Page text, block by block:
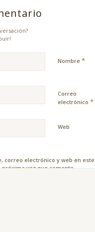
Nombre *
Correo
electrónico *
Web
correo electrónico y web en este
vez que comente.